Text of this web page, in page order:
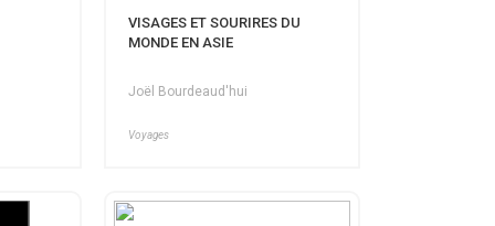
VISAGES ET SOURIRES DU
MONDE EN ASIE
Joël Bourdeaud'hui
Voyages